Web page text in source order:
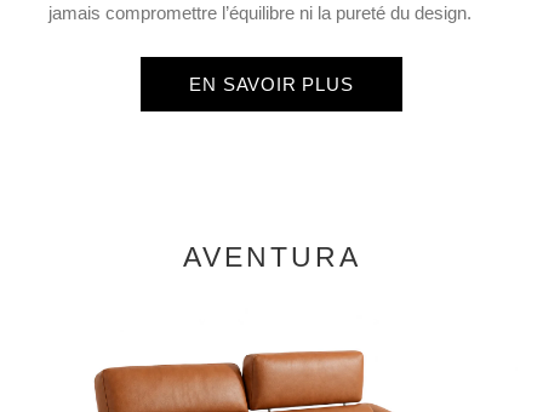
jamais compromettre l’équilibre ni la pureté du design.
EN SAVOIR PLUS
AVENTURA